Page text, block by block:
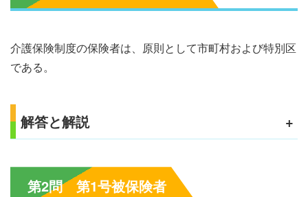
介護保険制度の保険者は、原則として市町村および特別区
である。
解答と解説 +
第2問 第1号被保険者